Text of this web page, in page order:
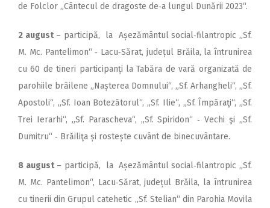
de Folclor „Cântecul de dragoste de‑a lungul Dunării 2023“.
2 august– participă, la Așezământul social‑filantropic „Sf.
M. Mc. Pantelimon“ ‑ Lacu‑Sărat, județul Brăila, la întrunirea
cu 60 de tineri participanți la Tabăra de vară organizată de
parohiile brăilene „Nașterea Domnului“, „Sf. Arhangheli“, „Sf.
Apostoli“, „Sf. Ioan Botezătorul“, „Sf. Ilie“, „Sf. Împăraţi“, „Sf.
Trei Ierarhi“, „Sf. Parascheva“, „Sf. Spiridon“ ‑ Vechi şi „Sf.
Dumitru“ ‑ Brăiliţa și rostește cuvânt de binecuvântare.
8 august– participă, la Așezământul social‑filantropic „Sf.
M. Mc. Pantelimon“, Lacu‑Sărat, județul Brăila, la întrunirea
cu tinerii din Grupul catehetic „Sf. Stelian“ din Parohia Movila